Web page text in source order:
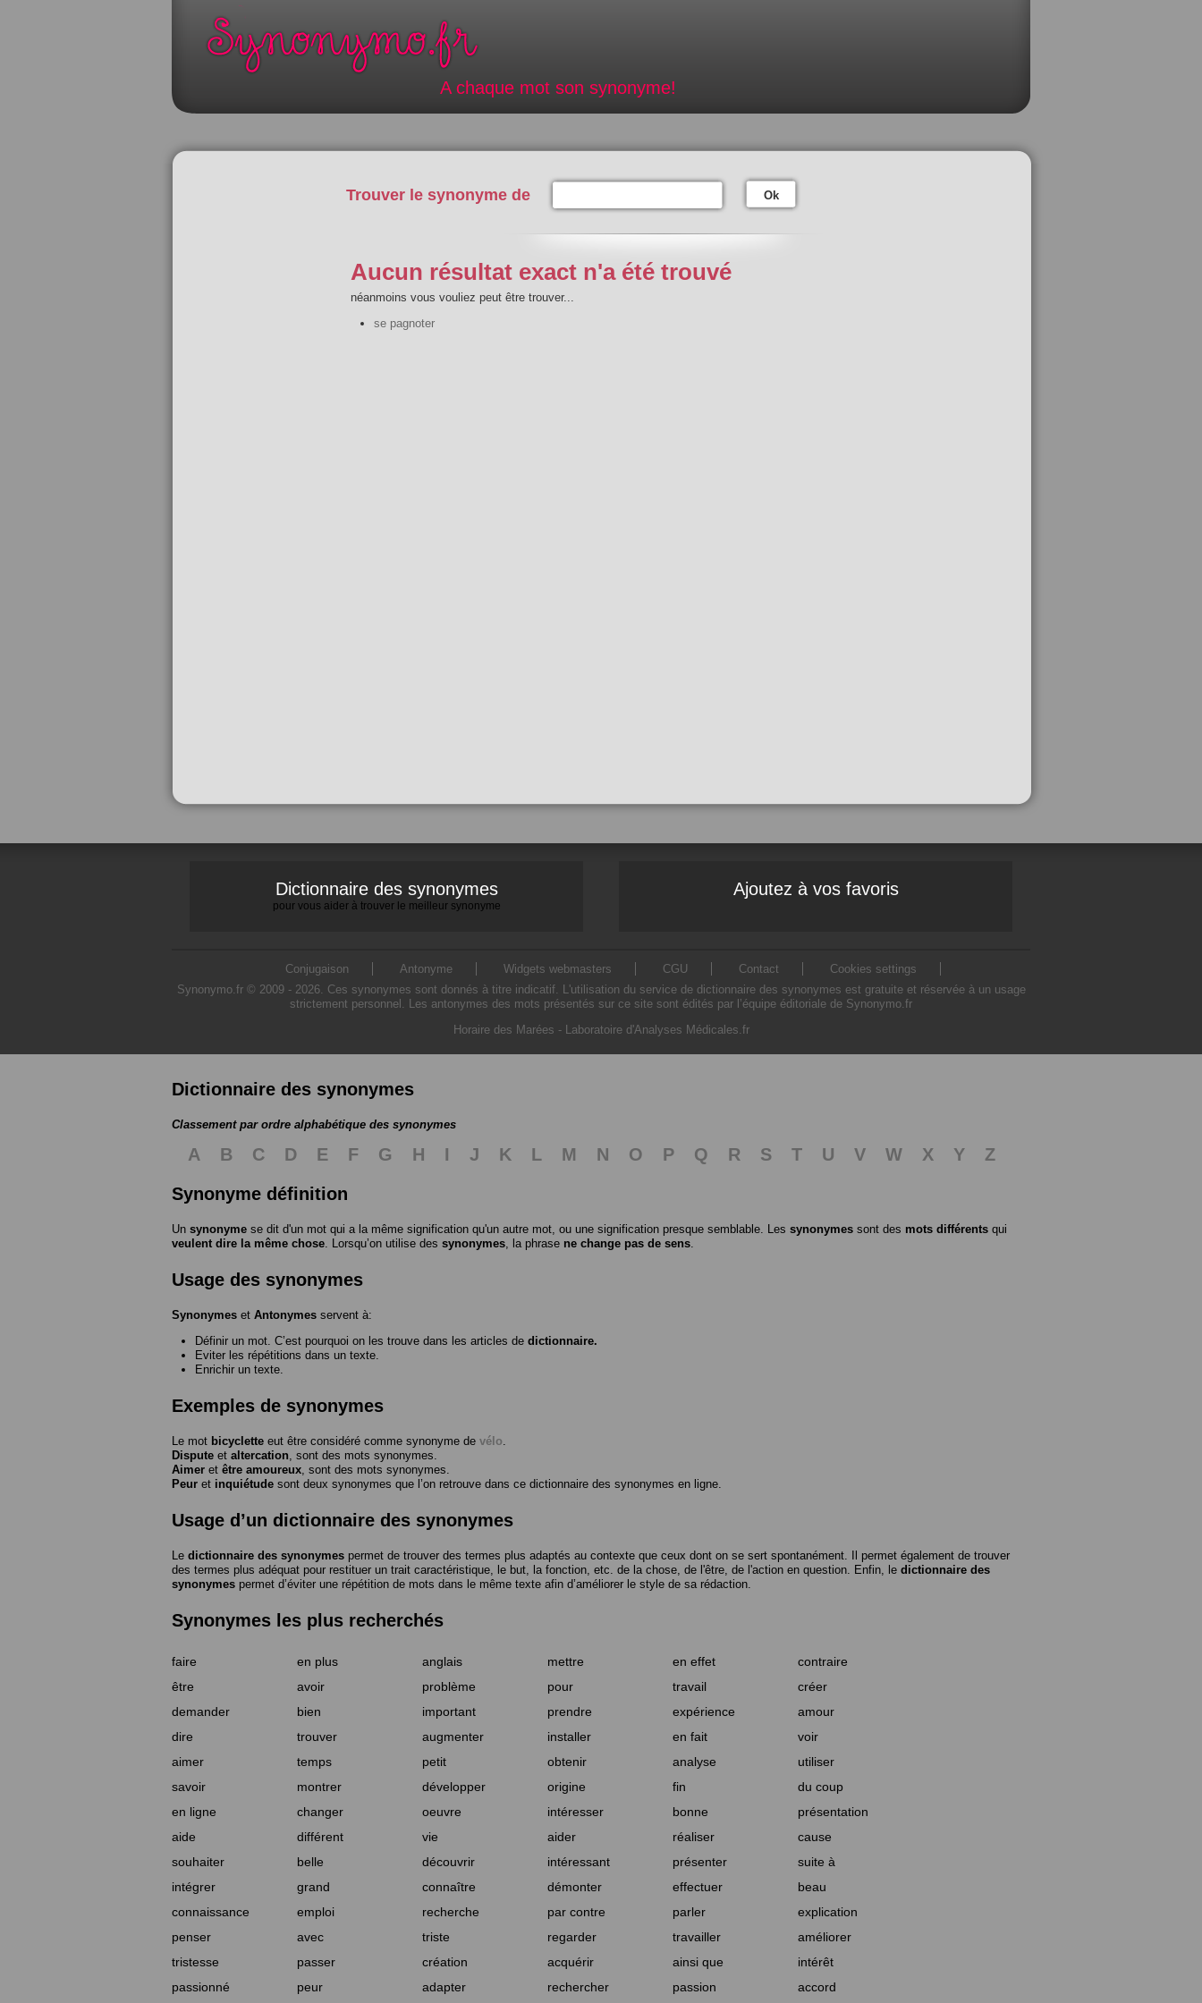
A chaque mot son synonyme!
Trouver le synonyme de Ok
Aucun résultat exact n'a été trouvé
néanmoins vous vouliez peut être trouver...
se pagnoter
Dictionnaire des synonymes
pour vous aider à trouver le meilleur synonyme
Ajoutez à vos favoris
Conjugaison Antonyme Widgets webmasters CGU Contact
Cookies settings
Synonymo.fr © 2009 - 2026. Ces synonymes sont donnés à titre indicatif. L'utilisation du service de dictionnaire des synonymes est gratuite et réservée à un usage
strictement personnel. Les antonymes des mots présentés sur ce site sont édités par l’équipe éditoriale de Synonymo.fr
Horaire des Marées - Laboratoire d'Analyses Médicales.fr
Dictionnaire des synonymes
Classement par ordre alphabétique des synonymes
A B C D E F G H I J K L M N O P Q R S T U V W X Y
Z
Synonyme définition
Un synonyme se dit d'un mot qui a la même signification qu'un autre mot, ou une signification presque semblable. Les synonymes sont des mots différents qui
veulent dire la même chose . Lorsqu’on utilise des synonymes , la phrase ne change pas de sens
Usage des synonymes
Synonymes et Antonymes servent à:
Définir un mot. C’est pourquoi on les trouve dans les articles de dictionnaire.
Eviter les répétitions dans un texte.
Enrichir un texte.
Exemples de synonymes
Le mot bicyclette eut être considéré comme synonyme de vélo
Dispute et altercation , sont des mots synonymes.
Aimer et être amoureux , sont des mots synonymes.
Peur et inquiétude sont deux synonymes que l’on retrouve dans ce dictionnaire des synonymes en ligne.
Usage d’un dictionnaire des synonymes
Le dictionnaire des synonymes permet de trouver des termes plus adaptés au contexte que ceux dont on se sert spontanément. Il permet également de trouver
des termes plus adéquat pour restituer un trait caractéristique, le but, la fonction, etc. de la chose, de l'être, de l'action en question. Enfin, le dictionnaire des
synonymes permet d’éviter une répétition de mots dans le même texte afin d’améliorer le style de sa rédaction.
Synonymes les plus recherchés
faire en plus anglais mettre en effet
contraire
être
avoir problème pour travail
créer
demander
bien important prendre expérience
amour
dire
trouver augmenter installer en fait
voir
aimer
temps petit obtenir analyse
utiliser
savoir
montrer développer origine fin
du coup
en ligne
changer oeuvre intéresser bonne
présentation
aide
différent vie aider réaliser
cause
souhaiter
belle découvrir intéressant présenter
suite à
intégrer
grand connaître démonter effectuer
beau
connaissance
emploi recherche par contre parler
explication
penser
avec triste regarder travailler
améliorer
tristesse
passer création acquérir ainsi que
intérêt
passionné
peur adapter rechercher passion accord